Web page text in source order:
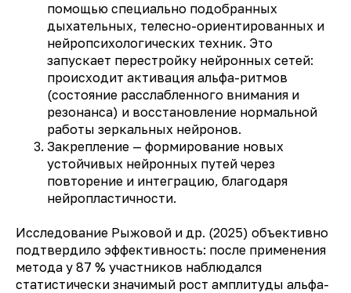
помощью специально подобранных
дыхательных, телесно-ориентированных и
нейропсихологических техник. Это
запускает перестройку нейронных сетей:
происходит активация альфа-ритмов
(состояние расслабленного внимания и
резонанса) и восстановление нормальной
работы зеркальных нейронов.
Закрепление — формирование новых
устойчивых нейронных путей через
повторение и интеграцию, благодаря
нейропластичности.
Исследование Рыжовой и др. (2025) объективно
подтвердило эффективность: после применения
метода у 87 % участников наблюдался
статистически значимый рост амплитуды альфа-